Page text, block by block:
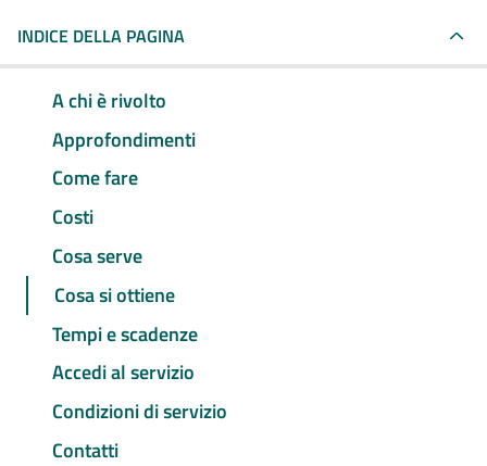
INDICE DELLA PAGINA
A chi è rivolto
Approfondimenti
Come fare
Costi
Cosa serve
Cosa si ottiene
Tempi e scadenze
Accedi al servizio
Condizioni di servizio
Contatti